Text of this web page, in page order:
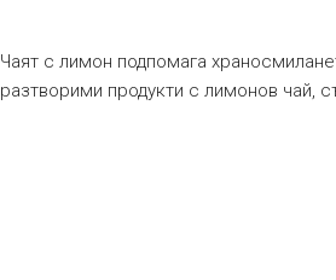
Чаят с лимон подпомага
разтворими продукти с лимонов чай,